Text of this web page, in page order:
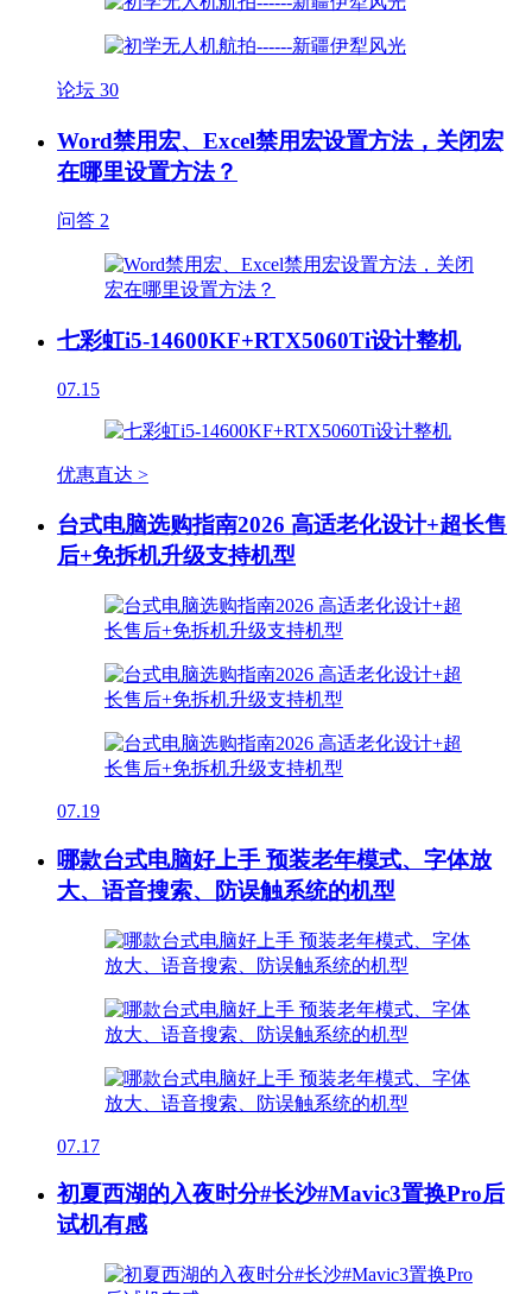
论坛 30
Word禁用宏、Excel禁用宏设置方法，关闭宏
在哪里设置方法？
问答 2
七彩虹i5-14600KF+RTX5060Ti设计整机
07.15
优惠直达 >
台式电脑选购指南2026 高适老化设计+超长售
后+免拆机升级支持机型
07.19
哪款台式电脑好上手 预装老年模式、字体放
大、语音搜索、防误触系统的机型
07.17
初夏西湖的入夜时分#长沙#Mavic3置换Pro后
试机有感